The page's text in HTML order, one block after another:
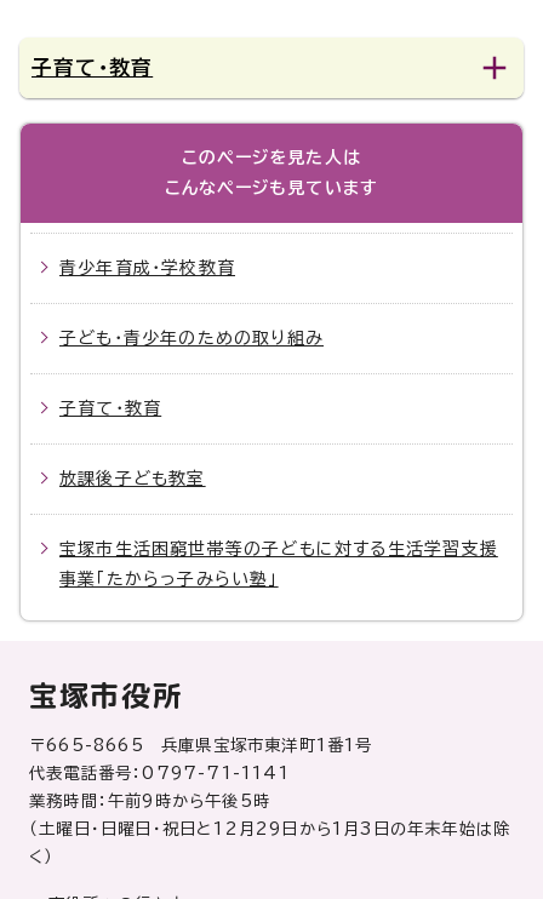
子育て・教育
このページを見た人は
こんなページも見ています
青少年育成・学校教育
子ども・青少年のための取り組み
子育て・教育
放課後子ども教室
宝塚市生活困窮世帯等の子どもに対する生活学習支援
事業「たからっ子みらい塾」
宝塚市役所
〒665-8665 兵庫県宝塚市東洋町1番1号
代表電話番号：0797-71-1141
業務時間：午前9時から午後5時
（土曜日・日曜日・祝日と12月29日から1月3日の年末年始は除
く）